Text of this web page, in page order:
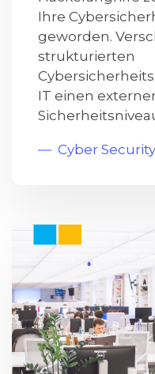
Ihre
geworden.
strukturierten
IT einen
Cyber